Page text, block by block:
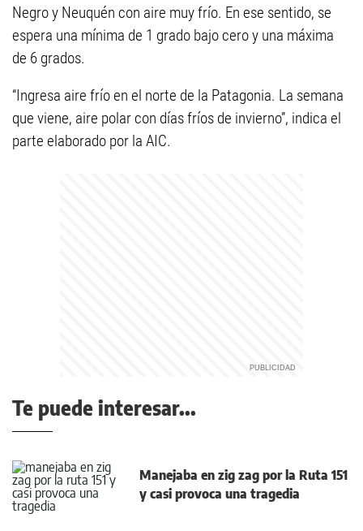
Negro y Neuquén con aire muy frío. En ese sentido, se
espera una mínima de 1 grado bajo cero y una máxima
de 6 grados.
“Ingresa aire frío en el norte de la Patagonia. La semana
que viene, aire polar con días fríos de invierno”, indica el
parte elaborado por la AIC.
Te puede interesar...
Manejaba en zig zag por la Ruta 151
y casi provoca una tragedia